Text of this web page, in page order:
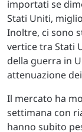
importati se
Stati Uniti,
Inoltre, ci sono
vertice tra Stati
della guerra in
attenuazione
Il mercato ha
settimana con
hanno subito